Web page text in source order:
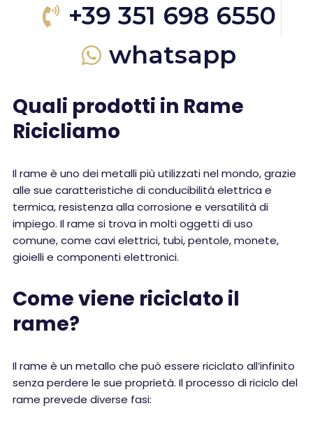
+39 351 698 6550
whatsapp
Quali prodotti in Rame
Ricicliamo
Il rame è uno dei metalli più utilizzati nel mondo, grazie
alle sue caratteristiche di conducibilità elettrica e
termica, resistenza alla corrosione e versatilità di
impiego. Il rame si trova in molti oggetti di uso
comune, come cavi elettrici, tubi, pentole, monete,
gioielli e componenti elettronici.
Come viene riciclato il
rame?
Il rame è un metallo che può essere riciclato all’infinito
senza perdere le sue proprietà. Il processo di riciclo del
rame prevede diverse fasi: